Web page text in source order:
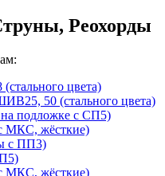
Реохорды
цвета)
50 (стального цвета)
подложке с СП5)
жёсткие)
с ПП3)
жёсткие)